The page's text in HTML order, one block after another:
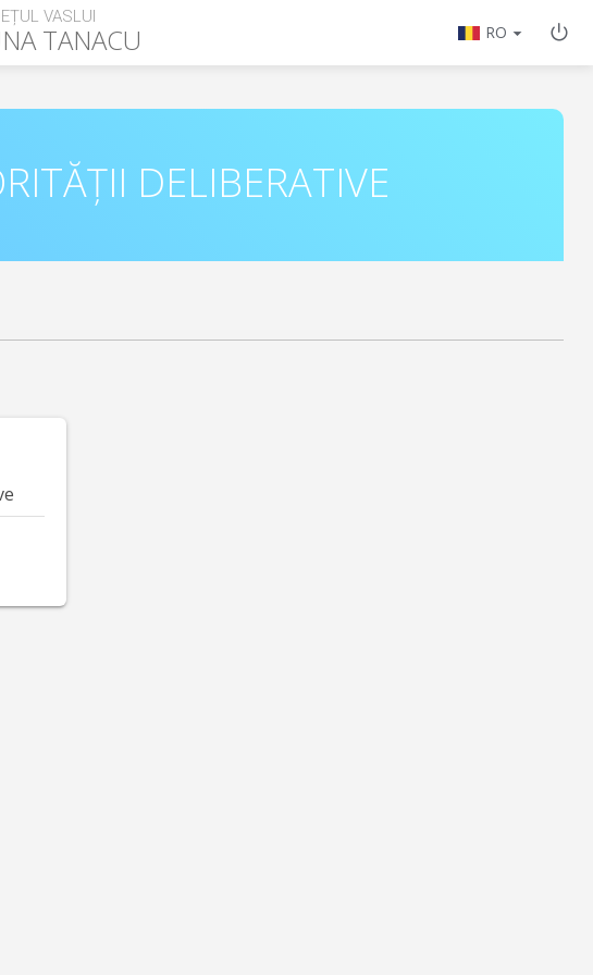
VASLUI
TANACU RO
DELIBERATIVE